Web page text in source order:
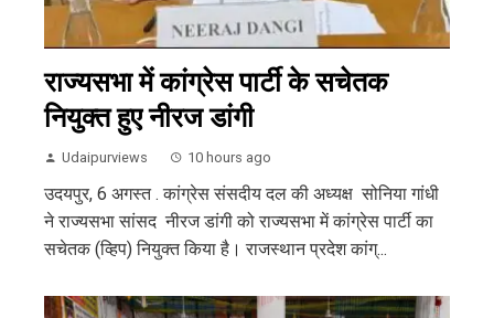
राज्यसभा में कांग्रेस पार्टी के सचेतक
नियुक्त हुए नीरज डांगी
Udaipurviews 10 hours ago
उदयपुर, 6 अगस्त . कांग्रेस संसदीय दल की अध्यक्ष सोनिया गांधी
ने राज्यसभा सांसद नीरज डांगी को राज्यसभा में कांग्रेस पार्टी का
सचेतक (व्हिप) नियुक्त किया है। राजस्थान प्रदेश कांग्...